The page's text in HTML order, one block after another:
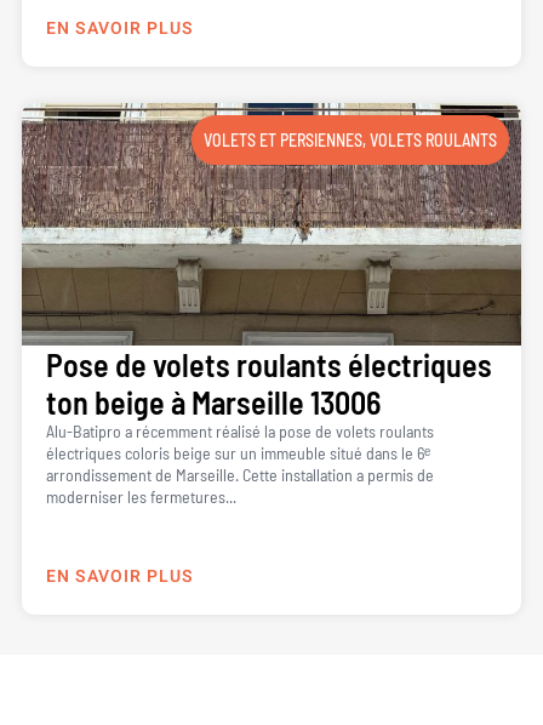
EN SAVOIR PLUS
VOLETS ET PERSIENNES,VOLETS ROULANTS
Pose de volets roulants électriques
ton beige à Marseille 13006
Alu-Batipro a récemment réalisé la pose de volets roulants
électriques coloris beige sur un immeuble situé dans le 6ᵉ
arrondissement de Marseille. Cette installation a permis de
moderniser les fermetures...
EN SAVOIR PLUS